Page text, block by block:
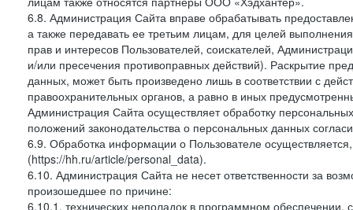
6.8. Администрация Сайта вправе обрабатывать
а также передавать ее третьим лицам, для целей
прав и интересов Пользователей, соискателей,
и/или пресечения противоправных действий). Раскрытие
данных, может быть произведено лишь в соответствии с
правоохранительных органов, а равно в иных
Администрация Сайта осуществляет обработку
положений законодательства о персональных данных
6.9. Обработка информации о Пользователе
(https://hh.ru/article/personal_data).
6.10. Администрация Сайта не несет ответственности за
произошедшее по причине:
6.10.1. технических неполадок в программном